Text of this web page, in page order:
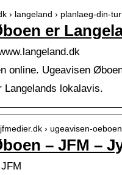
› langeland › planlaeg-din-tur
er
online. Ugeavisen
lokalavis.
› ugeavisen-oeboen
– JFM –